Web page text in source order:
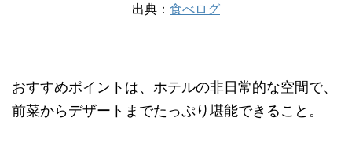
出典： 食べログ
おすすめポイントは、ホテルの非日常的な空間で、
前菜からデザートまでたっぷり堪能できること。